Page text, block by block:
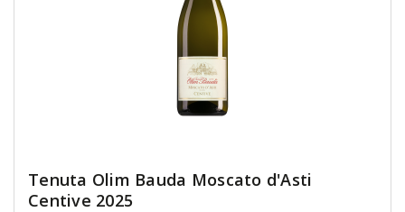
Tenuta Olim Bauda Moscato d'Asti
Centive 2025